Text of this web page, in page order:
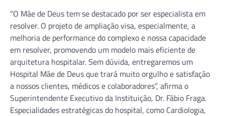
“O Mãe de Deus tem se destacado por ser especialista em
resolver. O projeto de ampliação visa, especialmente, a
melhoria de performance do complexo e nossa capacidade
em resolver, promovendo um modelo mais eficiente de
arquitetura hospitalar. Sem dúvida, entregaremos um
Hospital Mãe de Deus que trará muito orgulho e satisfação
a nossos clientes, médicos e colaboradores”, afirma o
Superintendente Executivo da Instituição, Dr. Fábio Fraga.
Especialidades estratégicas do hospital, como Cardiologia,